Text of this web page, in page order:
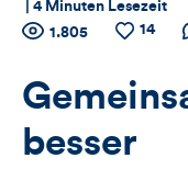
4 Minuten Lesezeit
Zähler
für
Views,
Anzahl
1.805
Anzahl
14
besser